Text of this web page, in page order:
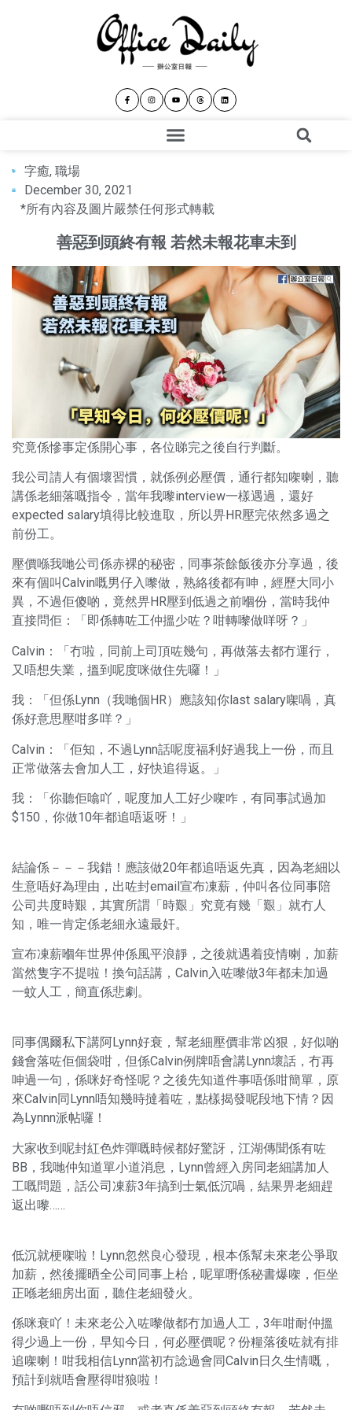
字癒, 職場
December 30, 2021
*所有內容及圖片嚴禁任何形式轉載
善惡到頭終有報 若然未報花車未到
究竟係慘事定係開心事，各位睇完之後自行判斷。
我公司請人有個壞習慣，就係例必壓價，通行都知㗎喇，聽
講係老細落嘅指令，當年我嚟interview一樣遇過，還好
expected salary填得比較進取，所以畀HR壓完依然多過之
前份工。
壓價喺我哋公司係赤裸的秘密，同事茶餘飯後亦分享過，後
來有個叫Calvin嘅男仔入嚟做，熟絡後都有呻，經歷大同小
異，不過佢傻啲，竟然畀HR壓到低過之前嗰份，當時我仲
直接問佢：「即係轉咗工仲搵少咗？咁轉嚟做咩呀？」
Calvin：「冇啦，同前上司頂咗幾句，再做落去都冇運行，
又唔想失業，搵到呢度咪做住先囉！」
我：「但係Lynn（我哋個HR）應該知你last salary㗎喎，真
係好意思壓咁多咩？」
Calvin：「佢知，不過Lynn話呢度福利好過我上一份，而且
正常做落去會加人工，好快追得返。」
我：「你聽佢噏吖，呢度加人工好少㗎咋，有同事試過加
$150，你做10年都追唔返呀！」
結論係－－－我錯！應該做20年都追唔返先真，因為老細以
生意唔好為理由，出咗封email宣布凍薪，仲叫各位同事陪
公司共度時艱，其實所謂「時艱」究竟有幾「艱」就冇人
知，唯一肯定係老細永遠最奸。
宣布凍薪嗰年世界仲係風平浪靜，之後就遇着疫情喇，加薪
當然隻字不提啦！換句話講，Calvin入咗嚟做3年都未加過
一蚊人工，簡直係悲劇。
同事偶爾私下講阿Lynn好衰，幫老細壓價非常凶狠，好似啲
錢會落咗佢個袋咁，但係Calvin例牌唔會講Lynn壞話，冇再
呻過一句，係咪好奇怪呢？之後先知道件事唔係咁簡單，原
來Calvin同Lynn唔知幾時撻着咗，點樣揭發呢段地下情？因
為Lynnn派帖囉！
大家收到呢封紅色炸彈嘅時候都好驚訝，江湖傳聞係有咗
BB，我哋仲知道單小道消息，Lynn曾經入房同老細講加人
工嘅問題，話公司凍薪3年搞到士氣低沉喎，結果畀老細趕
返出嚟……
低沉就梗㗎啦！Lynn忽然良心發現，根本係幫未來老公爭取
加薪，然後擺晒全公司同事上枱，呢單嘢係秘書爆㗎，佢坐
正喺老細房出面，聽住老細發火。
係咪衰吖！未來老公入咗嚟做都冇加過人工，3年咁耐仲搵
得少過上一份，早知今日，何必壓價呢？份糧落後咗就有排
追㗎喇！咁我相信Lynn當初冇諗過會同Calvin日久生情嘅，
預計到就唔會壓得咁狼啦！